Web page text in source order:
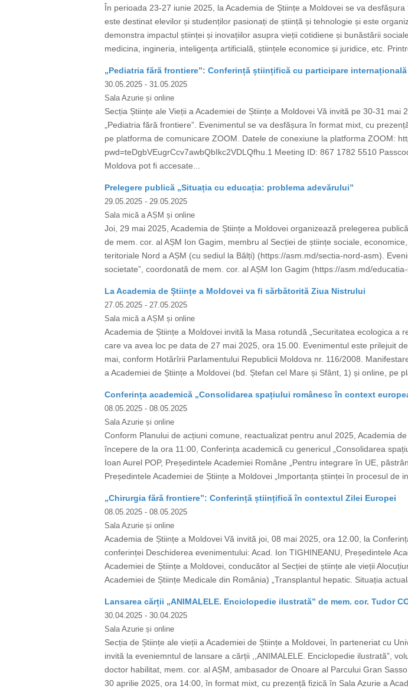
În perioada 23-27 iunie 2025, la Academia de Științe a Moldovei se va
este destinat elevilor și studenților pasionați de știință și tehnologie și este
demonstra impactul științei și inovațiilor asupra vieții cotidiene și bunăstării
medicina, ingineria, inteligența artificială, științele economice și juridice, etc.
„Pediatria fără frontiere”: Conferință științifică cu participare internațională
30.05.2025 - 31.05.2025
Sala Azurie și online
Secția Științe ale Vieții a Academiei de Științe a Moldovei Vă invită pe 30-31
„Pediatria fără frontiere”. Evenimentul se va desfășura în format mixt, cu
pe platforma de comunicare ZOOM. Datele de conexiune la platforma ZOOM:
pwd=teDgbVEugrCcv7awbQbIkc2VDLQfhu.1 Meeting ID: 867 1782 5510
Moldova pot fi accesate...
Prelegere publică „Situația cu educația: problema adevărului”
29.05.2025 - 29.05.2025
Sala mică a AȘM și online
Joi, 29 mai 2025, Academia de Științe a Moldovei organizează prelegerea
de mem. cor. al AȘM Ion Gagim, membru al Secției de științe sociale,
teritoriale Nord a AȘM (cu sediul la Bălți) (https://asm.md/sectia-nord-asm).
societate”, coordonată de mem. cor. al AȘM Ion Gagim (https://asm.md/
La Academia de Științe a Moldovei va fi sărbătorită Ziua Nistrului
27.05.2025 - 27.05.2025
Sala mică a AȘM și online
Academia de Științe a Moldovei invită la Masa rotundă „Securitatea ecologica a
care va avea loc pe data de 27 mai 2025, ora 15.00. Evenimentul este prilejuit
mai, conform Hotărîrii Parlamentului Republicii Moldova nr. 116/2008.
a Academiei de Științe a Moldovei (bd. Ștefan cel Mare și Sfânt, 1) și online, pe
Conferința academică „Consolidarea spațiului românesc în context
08.05.2025 - 08.05.2025
Sala Azurie și online
Conform Planului de acțiuni comune, reactualizat pentru anul 2025, Academia
începere de la ora 11:00, Conferința academică cu genericul „Consolidarea
Ioan Aurel POP, Președintele Academiei Române „Pentru integrare în UE,
Președintele Academiei de Științe a Moldovei „Importanța științei în procesul de
„Chirurgia fără frontiere”: Conferință științifică în contextul Zilei Europei
08.05.2025 - 08.05.2025
Sala Azurie și online
Academia de Științe a Moldovei Vă invită joi, 08 mai 2025, ora 12.00, la
conferinței Deschiderea evenimentului: Acad. Ion TIGHINEANU, Președintele
Academiei de Științe a Moldovei, conducător al Secției de științe ale vieții
Academiei de Științe Medicale din România) „Transplantul hepatic. Situația
Lansarea cărții „ANIMALELE. Enciclopedie ilustrată” de mem. cor. Tudor
30.04.2025 - 30.04.2025
Sala Azurie și online
Secția de Științe ale vieții a Academiei de Științe a Moldovei, în parteneriat cu
invită la eveniemntul de lansare a cărții ,,ANIMALELE. Enciclopedie ilustrată”,
doctor habilitat, mem. cor. al AȘM, ambasador de Onoare al Parcului Gran
30 aprilie 2025, ora 14:00, în format mixt, cu prezență fizică în Sala Azurie a